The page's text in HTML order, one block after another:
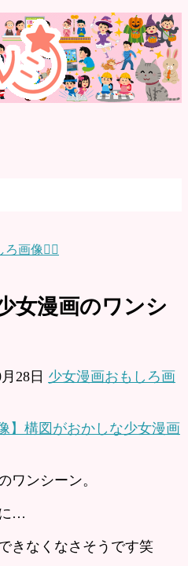
画像🧚‍♀️
女漫画のワンシ
28日 少女漫画おもしろ画
ワンシーン。
…
きなくなさそうです笑